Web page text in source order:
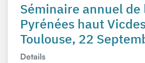
Séminaire annuel de
Pyrénées haut
Toulouse, 22
Details